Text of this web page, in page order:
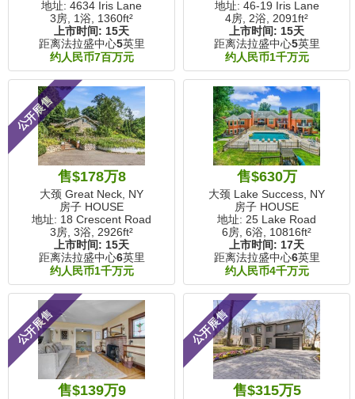
地址: 4634 Iris Lane
3房, 1浴, 1360ft²
上市时间: 15天
距离法拉盛中心5英里
约人民币7百万元
地址: 46-19 Iris Lane
4房, 2浴, 2091ft²
上市时间: 15天
距离法拉盛中心5英里
约人民币1千万元
公开展售
售$178万8
大颈 Great Neck, NY
房子 HOUSE
地址: 18 Crescent Road
3房, 3浴, 2926ft²
上市时间: 15天
距离法拉盛中心6英里
约人民币1千万元
售$630万
大颈 Lake Success, NY
房子 HOUSE
地址: 25 Lake Road
6房, 6浴, 10816ft²
上市时间: 17天
距离法拉盛中心6英里
约人民币4千万元
公开展售
售$139万9
公开展售
售$315万5